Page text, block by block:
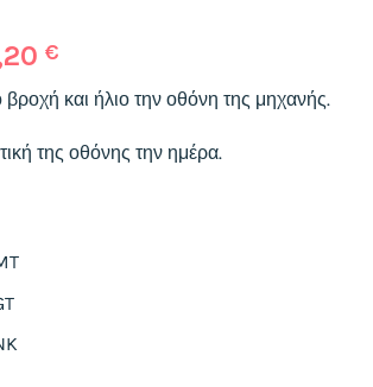
€.
€
τρέχουσα
τιμή
είναι:
28,20 €.
και ήλιο την οθόνη της μηχανής.
της οθόνης την ημέρα.